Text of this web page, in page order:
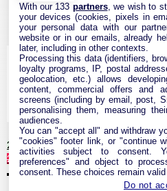
★★★
20,99 €
25,99 €Voir
NETGEAR (GS305E) Switch Eth...
With our 133 partners, we wish to
your devices (cookies, pixels in
your personal data with our
website or in our emails, already
later, including in other contexts.
Processing this data (identifiers,
loyalty programs, IP, postal
geolocation, etc.) allows
content, commercial offers and
screens (including by email, post,
personalising them, measuring
audiences.
You can "accept all" and withdraw
"cookies" footer link, or "continue
activities subject to consent.
preferences" and object to
consent. These choices remain valid
Do not